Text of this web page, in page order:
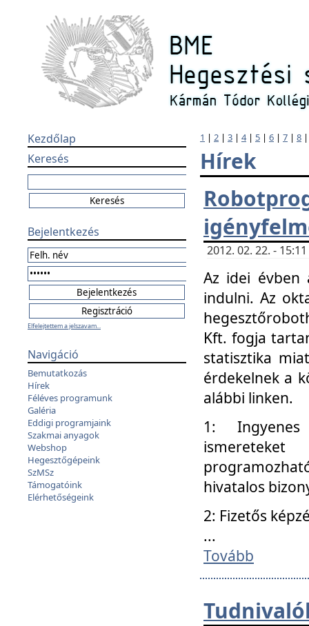
Kezdőlap
Keresés
Bejelentkezés
Elfelejtettem a jelszavam...
Navigáció
Bemutatkozás
Hírek
Féléves programunk
Galéria
Eddigi programjaink
Szakmai anyagok
Webshop
Hegesztőgépeink
SzMSz
Támogatóink
Elérhetőségeink
1 | 2 | 3 | 4| 5 | 6 | 7 | 8
Hírek
2012. 02. 22. -
Az idei évben
indulni. Az
Kft. fogja
statisztika
érdekelnek a
alábbi linken.
1: Ingyenes
hivatalos
2: Fizetős
...
Tovább